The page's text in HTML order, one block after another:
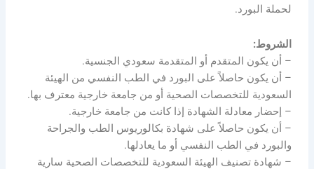
لحملة البورد.
الشروط:
– أن يكون المتقدم أو المتقدمة سعودي الجنسية.
– أن يكون حاصلاً على البورد في الطب النفسي من الهيئة
السعودية للتخصصات الصحية أو من جامعة خارجية معترف بها.
– إحضار معادلة الشهادة إذا كانت من جامعة خارجية.
– أن يكون حاصلاً على شهادة بكالوريوس الطب والجراحة
والبورد في الطب النفسي أو ما يعادلها.
– شهادة تصنيف الهيئة السعودية للتخصصات الصحية سارية